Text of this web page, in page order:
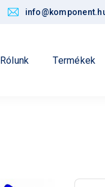
Rólunk Termékek